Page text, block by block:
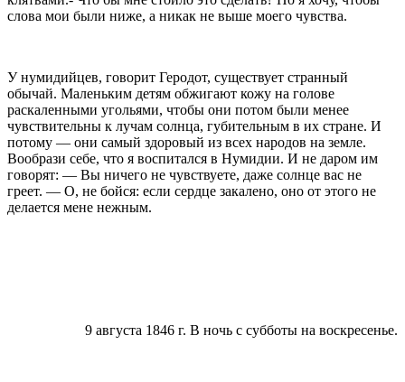
слова мои были ниже, а никак не выше моего чувства.
У нумидийцев, говорит Геродот, существует странный
обычай. Маленьким детям обжигают кожу на голове
раскаленными угольями, чтобы они потом были менее
чувствительны к лучам солнца, губительным в их стране. И
потому — они самый здоро­вый из всех народов на земле.
Вообрази себе, что я воспитался в Нумидии. И не даром им
говорят: — Вы ничего не чувствуете, даже солнце вас не
греет. — О, не бойся: если сердце закалено, оно от этого не
делается мене нежным.
9 августа 1846 г. В ночь с субботы на воскресенье.